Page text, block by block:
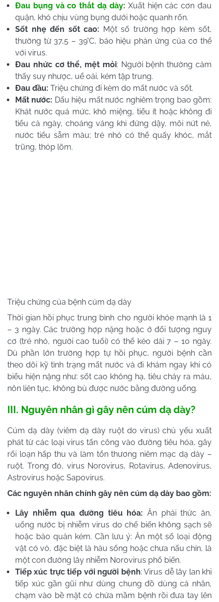
Đau bụng và co thắt dạ dày: Xuất hiện các cơn đau
quặn, khó chịu vùng bụng dưới hoặc quanh rốn.
Sốt nhẹ đến sốt cao: Một số trường hợp kèm sốt,
thường từ 37,5 – 39°C, báo hiệu phản ứng của cơ thể
với virus.
Đau nhức cơ thể, mệt mỏi: Người bệnh thường cảm
thấy suy nhược, uể oải, kém tập trung.
Đau đầu: Triệu chứng đi kèm do mất nước và sốt.
Mất nước: Dấu hiệu mất nước nghiêm trọng bao gồm:
Khát nước quá mức, khô miệng, tiểu ít hoặc không đi
tiểu cả ngày, choáng váng khi đứng dậy, môi nứt nẻ,
nước tiểu sẫm màu; trẻ nhỏ có thể quấy khóc, mắt
trũng, thóp lõm.
Triệu chứng của bệnh cúm dạ dày
Thời gian hồi phục trung bình cho người khỏe mạnh là 1
– 3 ngày. Các trường hợp nặng hoặc ở đối tượng nguy
cơ (trẻ nhỏ, người cao tuổi) có thể kéo dài 7 – 10 ngày.
Dù phần lớn trường hợp tự hồi phục, người bệnh cần
theo dõi kỹ tình trạng mất nước và đi khám ngay khi có
biểu hiện nặng như: sốt cao không hạ, tiêu chảy ra máu,
nôn liên tục, không bù được nước bằng đường uống.
III. Nguyên nhân gì gây nên cúm dạ dày?
Cúm dạ dày (viêm dạ dày ruột do virus) chủ yếu xuất
phát từ các loại virus tấn công vào đường tiêu hóa, gây
rối loạn hấp thu và làm tổn thương niêm mạc dạ dày –
ruột. Trong đó, virus Norovirus, Rotavirus, Adenovirus,
Astrovirus hoặc Sapovirus.
Các nguyên nhân chính gây nên cúm dạ dày bao gồm:
Lây nhiễm qua đường tiêu hóa: Ăn phải thức ăn,
uống nước bị nhiễm virus do chế biến không sạch sẽ
hoặc bảo quản kém. Cần lưu ý: Ăn một số loại động
vật có vỏ, đặc biệt là hàu sống hoặc chưa nấu chín, là
một con đường lây nhiễm Norovirus phổ biến.
Tiếp xúc trực tiếp với người bệnh: Virus dễ lây lan khi
tiếp xúc gần gũi như dùng chung đồ dùng cá nhân,
chạm vào bề mặt có chứa mầm bệnh rồi đưa tay lên